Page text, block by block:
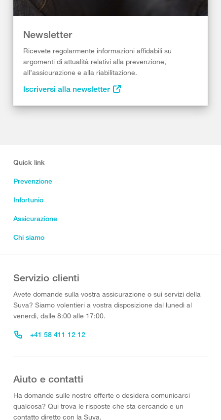
Newsletter
Ricevete regolarmente informazioni affidabili su
argomenti di attualità relativi alla prevenzione,
all’assicurazione e alla riabilitazione.
Iscriversi alla newsletter
Quick link
Prevenzione
Infortunio
Assicurazione
Chi siamo
Servizio clienti
Avete domande sulla vostra assicurazione o sui servizi della
Suva? Siamo volentieri a vostra disposizione dal lunedì al
venerdì, dalle 8:00 alle 17:00.
+41 58 411 12 12
Aiuto e contatti
Ha domande sulle nostre offerte o desidera comunicarci
qualcosa? Qui trova le risposte che sta cercando e un
contatto diretto con la Suva.